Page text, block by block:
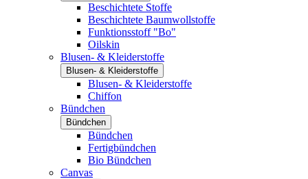
Beschichtete Stoffe
Beschichtete Baumwollstoffe
Funktionsstoff "Bo"
Oilskin
Blusen- & Kleiderstoffe
Blusen- & Kleiderstoffe
Blusen- & Kleiderstoffe
Chiffon
Bündchen
Bündchen
Bündchen
Fertigbündchen
Bio Bündchen
Canvas